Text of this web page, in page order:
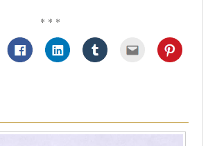
* * *